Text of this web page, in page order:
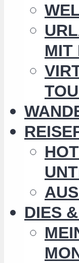
MIT
DIES